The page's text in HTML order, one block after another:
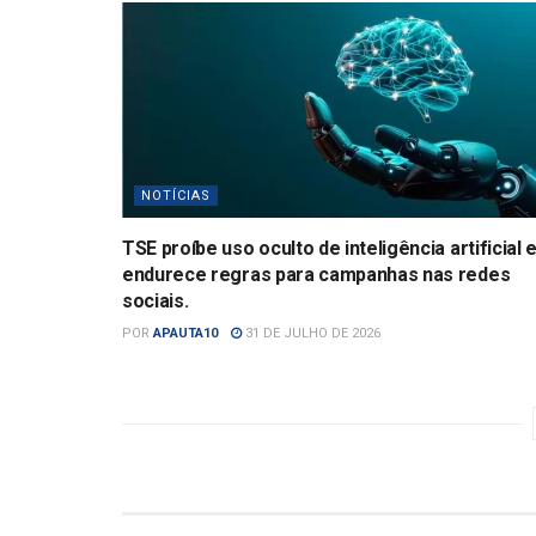
NOTÍCIAS
TSE proíbe uso oculto de inteligência artificial e
endurece regras para campanhas nas redes
sociais.
POR APAUTA10 31 DE JULHO DE 2026